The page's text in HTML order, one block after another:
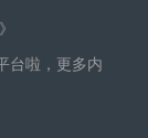
》
台啦，更多内